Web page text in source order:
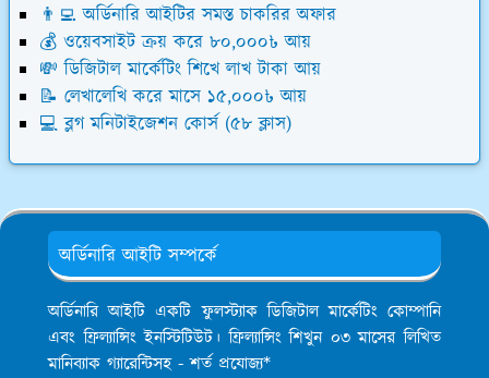
👨‍💻 অর্ডিনারি আইটির সমস্ত চাকরির অফার
💰 ওয়েবসাইট ক্রয় করে ৮০,০০০৳ আয়
💸 ডিজিটাল মার্কেটিং শিখে লাখ টাকা আয়
📝 লেখালেখি করে মাসে ১৫,০০০৳ আয়
💻 ব্লগ মনিটাইজেশন কোর্স (৫৮ ক্লাস)
অর্ডিনারি আইটি সম্পর্কে
অর্ডিনারি আইটি একটি ফুলস্ট্যাক ডিজিটাল মার্কেটিং কোম্পানি
এবং ফ্রিল্যান্সিং ইনস্টিটিউট। ফ্রিল্যান্সিং শিখুন ০৩ মাসের লিখিত
মানিব্যাক গ্যারেন্টিসহ - শর্ত প্রযোজ্য*